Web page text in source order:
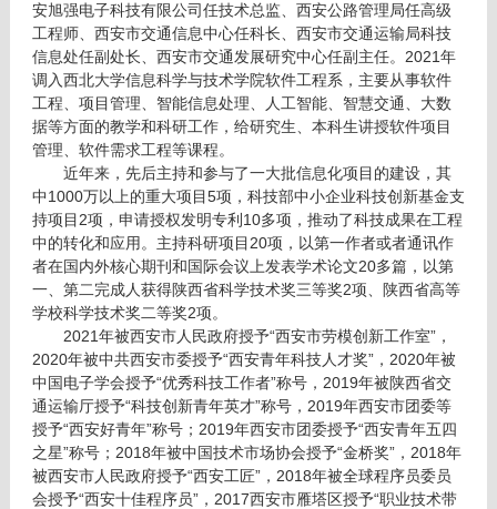
安旭强电子科技有限公司任技术总监、西安公路管理局任高级
工程师、西安市交通信息中心任科长、西安市交通运输局科技
信息处任副处长、西安市交通发展研究中心任副主任。2021年
调入西北大学信息科学与技术学院软件工程系，主要从事软件
工程、项目管理、智能信息处理、人工智能、智慧交通、大数
据等方面的教学和科研工作，给研究生、本科生讲授软件项目
管理、软件需求工程等课程。
近年来，先后主持和参与了一大批信息化项目的建设，其
中1000万以上的重大项目5项，科技部中小企业科技创新基金支
持项目2项，申请授权发明专利10多项，推动了科技成果在工程
中的转化和应用。主持科研项目20项，以第一作者或者通讯作
者在国内外核心期刊和国际会议上发表学术论文20多篇，以第
一、第二完成人获得陕西省科学技术奖三等奖2项、陕西省高等
学校科学技术奖二等奖2项。
2021年被西安市人民政府授予“西安市劳模创新工作室”，
2020年被中共西安市委授予“西安青年科技人才奖”，2020年被
中国电子学会授予“优秀科技工作者”称号，2019年被陕西省交
通运输厅授予“科技创新青年英才”称号，2019年西安市团委等
授予“西安好青年”称号；2019年西安市团委授予“西安青年五四
之星”称号；2018年被中国技术市场协会授予“金桥奖”，2018年
被西安市人民政府授予“西安工匠”，2018年被全球程序员委员
会授予“西安十佳程序员”，2017西安市雁塔区授予“职业技术带